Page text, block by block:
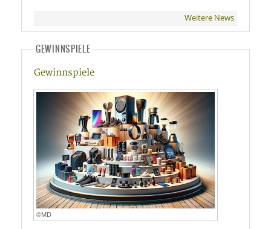
Weitere News
GEWINNSPIELE
Gewinnspiele
©MD